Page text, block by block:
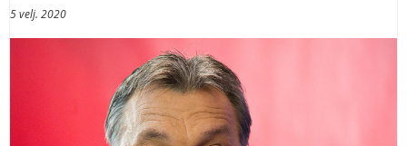
5 velj. 2020